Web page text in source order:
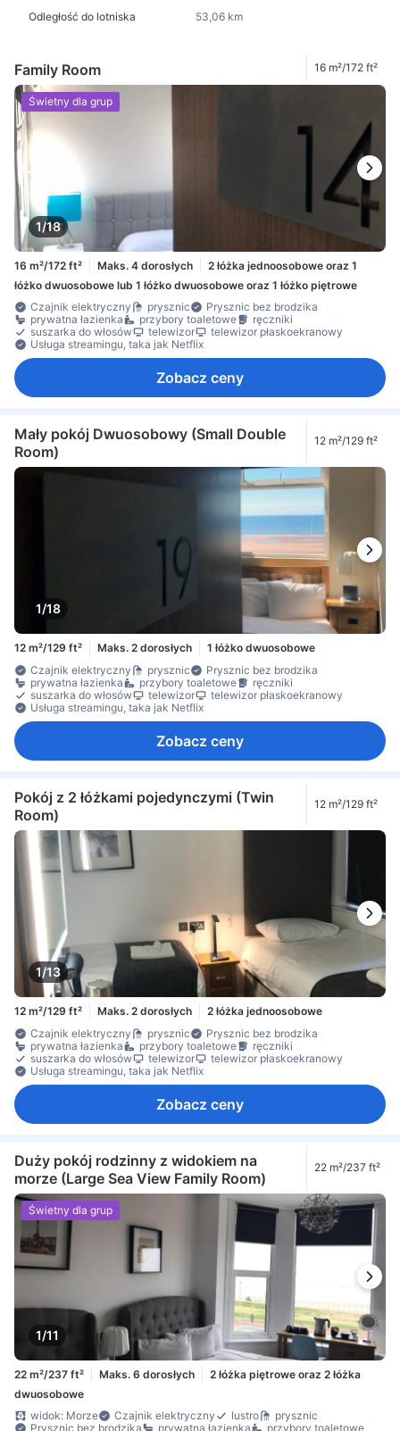
Odległość do lotniska 53,06 km
Family Room 16 m²/172 ft²
1/18
Świetny dla grup
16 m²/172 ft² Maks. 4 dorosłych
2 łóżka jednoosobowe oraz 1
łóżko dwuosobowe lub 1 łóżko dwuosobowe oraz 1 łóżko piętrowe
Czajnik elektryczny
prysznic
Prysznic bez brodzika
prywatna łazienka
przybory toaletowe
ręczniki
suszarka do włosów
telewizor
telewizor płaskoekranowy
Usługa streamingu, taka jak Netflix
Zobacz ceny
Mały pokój Dwuosobowy (Small Double
Room)
12 m²/129 ft²
1/18
12 m²/129 ft² Maks. 2 dorosłych
1 łóżko dwuosobowe
Czajnik elektryczny
prysznic
Prysznic bez brodzika
prywatna łazienka
przybory toaletowe
ręczniki
suszarka do włosów
telewizor
telewizor płaskoekranowy
Usługa streamingu, taka jak Netflix
Zobacz ceny
Pokój z 2 łóżkami pojedynczymi (Twin
Room)
12 m²/129 ft²
1/13
12 m²/129 ft² Maks. 2 dorosłych
2 łóżka jednoosobowe
Czajnik elektryczny
prysznic
Prysznic bez brodzika
prywatna łazienka
przybory toaletowe
ręczniki
suszarka do włosów
telewizor
telewizor płaskoekranowy
Usługa streamingu, taka jak Netflix
Zobacz ceny
Duży pokój rodzinny z widokiem na
morze (Large Sea View Family Room)
22 m²/237 ft²
1/11
Świetny dla grup
22 m²/237 ft² Maks. 6 dorosłych
2 łóżka piętrowe oraz 2 łóżka
dwuosobowe
widok: Morze
Czajnik elektryczny lustro
prysznic
Prysznic bez brodzika
prywatna łazienka przybory toaletowe